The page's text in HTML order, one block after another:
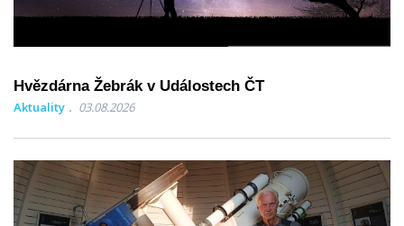
Hvězdárna Žebrák v Událostech ČT
Aktuality 03.08.2026